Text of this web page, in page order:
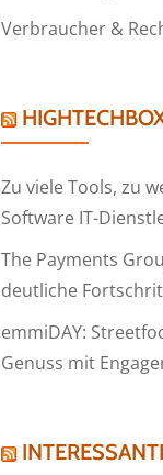
Verbraucher &
Zu viele Tools, zu
Software IT-
The Payments
deutliche
emmiDAY:
Genuss mit